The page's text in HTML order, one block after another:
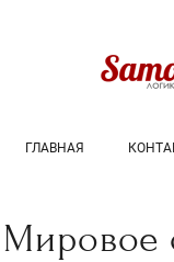
ГЛАВНАЯ
Мировое